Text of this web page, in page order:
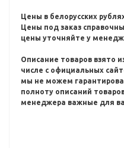
Цены в белорусских
Цены под заказ
цены уточняйте у
Описание товаров взято
числе с официальных
мы не можем
полноту описаний
менеджера важные для